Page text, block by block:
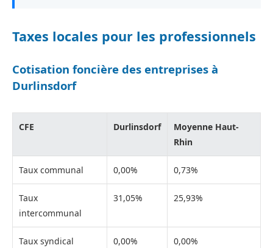
Taxes locales pour les professionnels
Cotisation foncière des entreprises à
Durlinsdorf
CFE Durlinsdorf
Moyenne Haut-
Rhin
Taux communal 0,00% 0,73%
Taux
intercommunal
31,05% 25,93%
Taux syndical 0,00% 0,00%